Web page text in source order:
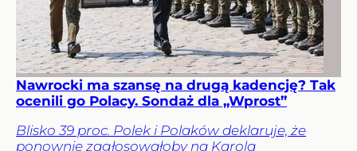
Nawrocki ma szansę na drugą kadencję? Tak
ocenili go Polacy. Sondaż dla „Wprost”
Blisko 39 proc. Polek i Polaków deklaruje, że
ponownie zagłosowałoby na Karola